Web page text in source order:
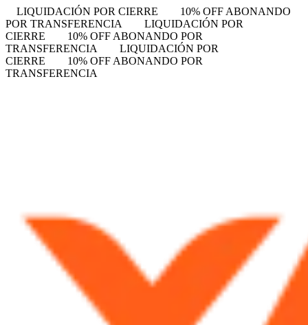
LIQUIDACIÓN POR CIERRE
10% OFF ABONANDO
POR TRANSFERENCIA
LIQUIDACIÓN POR
CIERRE
10% OFF ABONANDO POR
TRANSFERENCIA
LIQUIDACIÓN POR
CIERRE
10% OFF ABONANDO POR
TRANSFERENCIA